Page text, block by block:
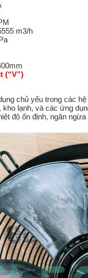
m3/h
(“V”)
chủ yếu trong các
lạnh, và các ứng
độ ổn định, ngăn